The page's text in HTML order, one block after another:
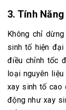
3. Tính
Không chỉ
sinh tố hiện đại
điều chỉnh tốc
loại nguyên
xay sinh tố cao
động như xay